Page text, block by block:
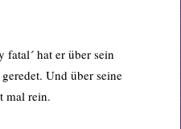
fatal´ hat er über sein
Und über seine
mal rein.